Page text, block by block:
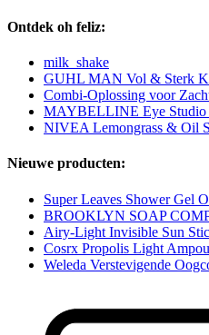
Ontdek oh feliz:
milk_shake
GUHL MAN Vol & Sterk
Combi-Oplossing voor
MAYBELLINE Eye Studio
NIVEA Lemongrass & Oil
Nieuwe producten:
Super Leaves Shower Gel
BROOKLYN SOAP
Airy-Light Invisible Sun
Cosrx Propolis Light
Weleda Verstevigende